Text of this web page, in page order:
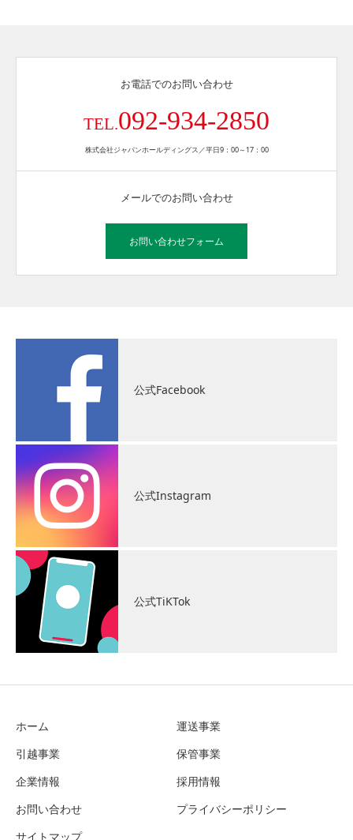
お電話でのお問い合わせ
TEL.092-934-2850
株式会社ジャパンホールディングス／平日9：00～17：00
メールでのお問い合わせ
お問い合わせフォーム
公式Facebook
公式Instagram
公式TiKTok
ホーム
運送事業
引越事業
保管事業
企業情報
採用情報
お問い合わせ
プライバシーポリシー
サイトマップ